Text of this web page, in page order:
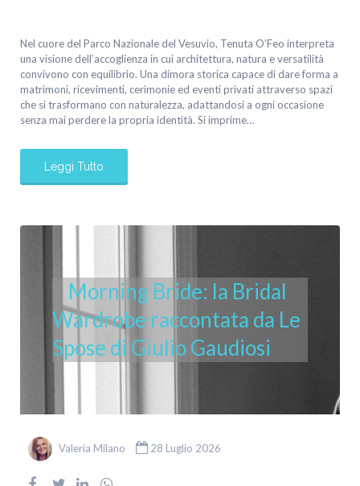
Nel cuore del Parco Nazionale del Vesuvio, Tenuta O’Feo interpreta
una visione dell’accoglienza in cui architettura, natura e versatilità
convivono con equilibrio. Una dimora storica capace di dare forma a
matrimoni, ricevimenti, cerimonie ed eventi privati attraverso spazi
che si trasformano con naturalezza, adattandosi a ogni occasione
senza mai perdere la propria identità. Si imprime…
Leggi Tutto
Morning Bride: la Bridal
Wardrobe raccontata da Le
Spose di Giulio Gaudiosi
Valeria Milano 28 Luglio 2026